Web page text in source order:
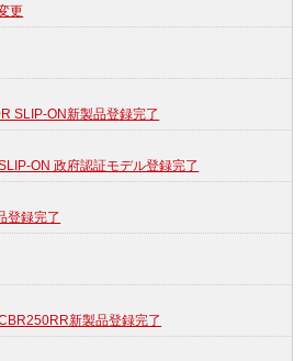
更
SLIP-ON新製品登録完了
ON 政府認証モデル登録完了
登録完了
新製品登録完了